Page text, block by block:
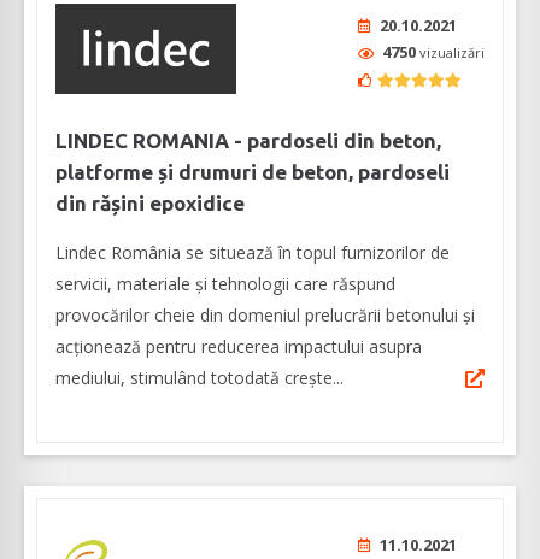
20.10.2021
4750 vizualizări
LINDEC ROMANIA - pardoseli din beton,
platforme și drumuri de beton, pardoseli
din rășini epoxidice
Lindec România se situează în topul furnizorilor de
servicii, materiale și tehnologii care răspund
provocărilor cheie din domeniul prelucrării betonului și
acționează pentru reducerea impactului asupra
mediului, stimulând totodată crește...
11.10.2021